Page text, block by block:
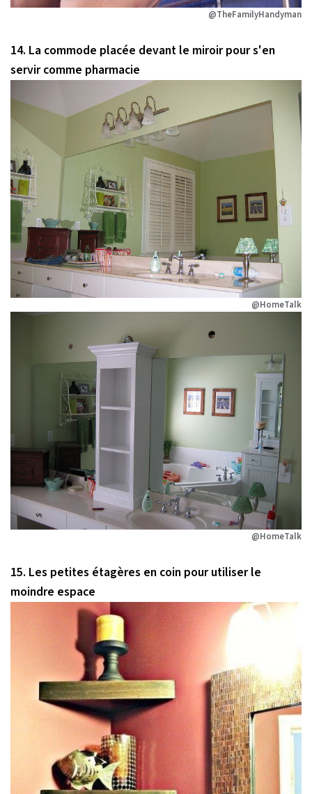
@TheFamilyHandyman
14. La commode placée devant le miroir pour s'en
servir comme pharmacie
@HomeTalk
@HomeTalk
15. Les petites étagères en coin pour utiliser le
moindre espace